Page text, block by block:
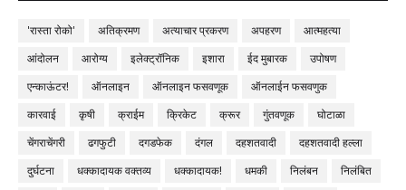
'रास्ता रोको' अतिक्रमण अत्याचार प्रकरण अपहरण
आत्महत्या
आंदोलन
आरोग्य इलेक्ट्रॉनिक इशारा ईद मुबारक
उपोषण
एन्काऊंटर!
ऑनलाइन ऑनलाइन फसवणूक
ऑनलाईन फसवणुक
कारवाई
कृषी क्राईम क्रिकेट क्रूर गुंतवणूक
घोटाळा
चेंगराचेंगरी
ढगफुटी दगडफेक दंगल दहशतवादी
दहशतवादी हल्ला
दुर्घटना
धक्कादायक वक्तव्य धक्कादायक! धमकी निलंबन
निलंबित